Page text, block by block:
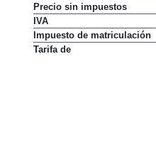
Precio sin impuestos
IVA
Impuesto de matriculación
Tarifa de